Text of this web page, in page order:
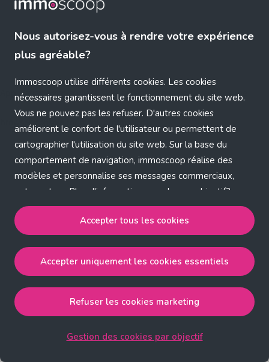
Nous autorisez-vous à rendre votre expérience
plus agréable?
Immoscoop utilise différents cookies. Les cookies
nécessaires garantissent le fonctionnement du site web.
Vous ne pouvez pas les refuser. D'autres cookies
améliorent le confort de l'utilisateur ou permettent de
cartographier l'utilisation du site web. Sur la base du
comportement de navigation, immoscoop réalise des
modèles et personnalise ses messages commerciaux,
entre autres. Plus d'informations sur chaque objectif?
Cliquez sur 'Gestion des cookies par objectif'.
Notre politique de cookies
Accepter tous les cookies
strictement nécessaires, performance, fonctionnalité et
publicité ciblée.
Accepter uniquement les cookies essentielsaccepte
les cookies strictement nécessaires.
Accepter tous les cookies
Accepter uniquement les cookies essentiels
Refuser les cookies marketing
Gestion des cookies par objectif
Application error: a client-side exception has occurred (see the
browser console for more information)